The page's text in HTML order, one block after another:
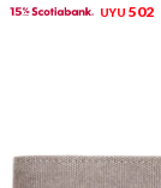
UYU 502